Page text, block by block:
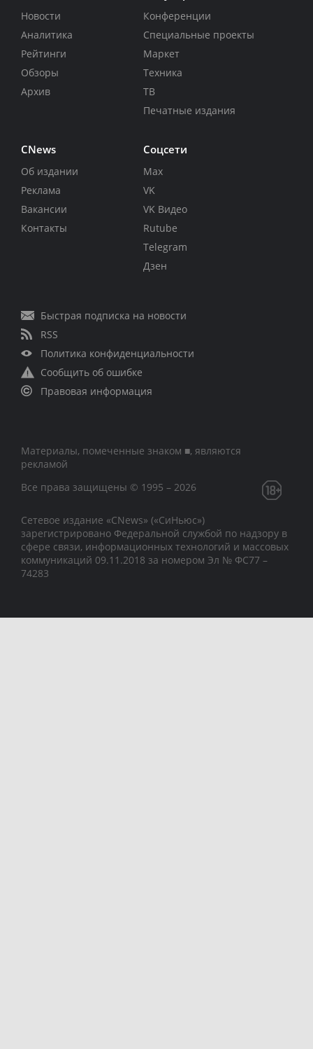
Новости
Аналитика
Рейтинги
Обзоры
Архив
Конференции
Специальные проекты
Маркет
Техника
ТВ
Печатные издания
CNews
Об издании
Реклама
Вакансии
Контакты
Соцсети
Max
VK
VK Видео
Rutube
Telegram
Дзен
Быстрая подписка на новости
RSS
Политика конфиденциальности
Сообщить об ошибке
Правовая информация
Материалы, помеченные знаком ■, являются
рекламой
Все права защищены © 1995 – 2026
Сетевое издание «CNews» («СиНьюс»)
зарегистрировано Федеральной службой по надзору в
сфере связи, информационных технологий и массовых
коммуникаций 09.11.2018 за номером Эл № ФС77 –
74283